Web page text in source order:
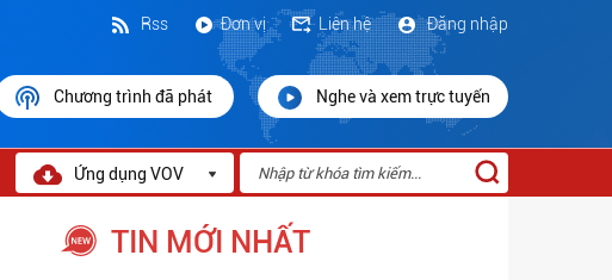
Đăng nhập
Liên hệ
Đơn vị
Rss
Chương trình đã phát Nghe và xem trực tuyến
Ứng dụng VOV
TIN MỚI NHẤT